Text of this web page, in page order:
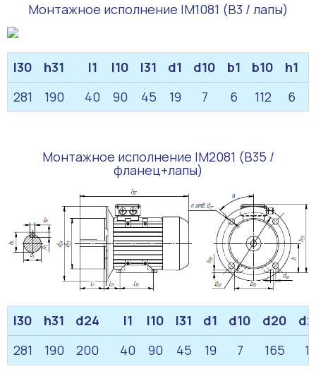
Монтажное исполнение IM1081 (B3 / лапы)
l30 h31 l1 l10 l31 d1 d10 b1 b10 h1
281
190 40 90 45 19 7 6 112 6
Монтажное исполнение IM2081 (B35 /
фланец+лапы)
l30 h31 d24 l1 l10 l31 d1 d10 d20
281
190 200 40 90 45 19 7 165 12